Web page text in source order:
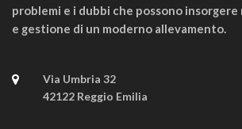
problemi e i dubbi che possono
e gestione di un moderno allevamento.
Via Umbria 32
42122 Reggio Emilia